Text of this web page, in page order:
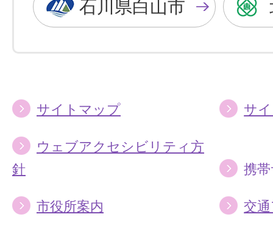
に
に
石川県白山市
サイトマップ サ
ウェブアクセシビリティ方
針
携
市役所案内 交